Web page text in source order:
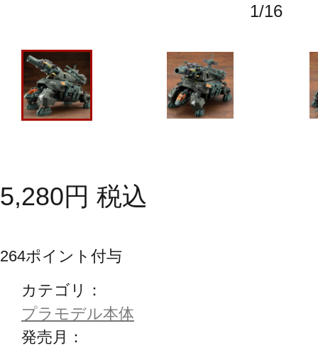
1/16
5,280円 税込
264ポイント付与
カテゴリ：
プラモデル本体
発売月：